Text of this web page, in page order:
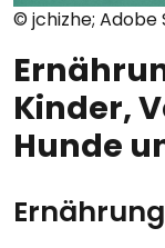
© jchizhe; Adobe
Kinder,
Hunde